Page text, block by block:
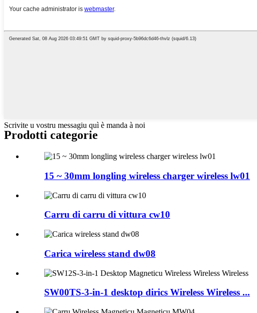
Scrivite u vostru messagiu quì è manda à noi
Prodotti categorie
15 ~ 30mm longling wireless charger wireless lw01
Carru di carru di vittura cw10
Carica wireless stand dw08
SW00TS-3-in-1 desktop dirics Wireless Wireless ...